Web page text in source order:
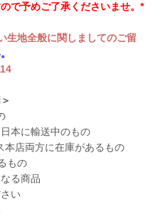
で予めご了承くださいませ。*
生地全般に関しましてのご留
本に輸送中のもの
本店両方に在庫があるもの
もの
る商品
い